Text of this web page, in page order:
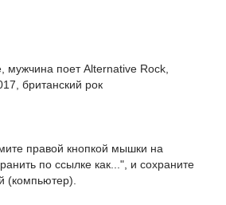
мужчина поет Alternative Rock,
британский рок
правой кнопкой мышки на
по ссылке как...", и сохраните
(компьютер).